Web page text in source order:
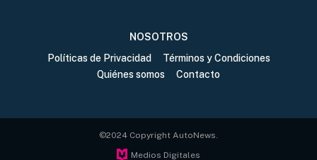
NOSOTROS
Políticas de Privacidad
Términos y Condiciones
Quiénes somos
Contacto
©2024 Copyright AutoNews.
Medios Digitales